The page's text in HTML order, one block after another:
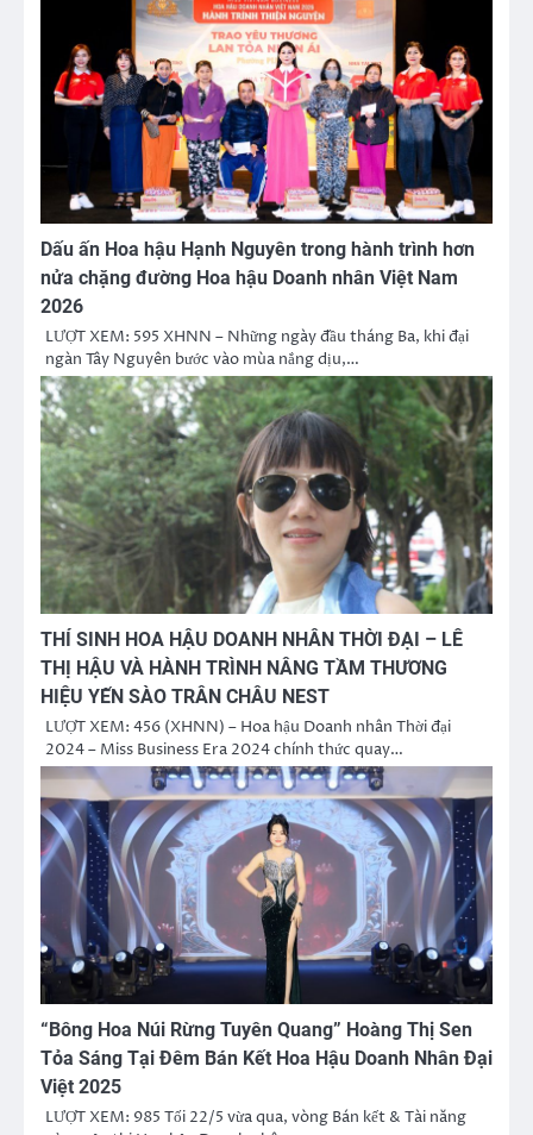
Dấu ấn Hoa hậu Hạnh Nguyên trong hành trình hơn
nửa chặng đường Hoa hậu Doanh nhân Việt Nam
2026
LƯỢT XEM: 595 XHNN – Những ngày đầu tháng Ba, khi đại
ngàn Tây Nguyên bước vào mùa nắng dịu,…
THÍ SINH HOA HẬU DOANH NHÂN THỜI ĐẠI – LÊ
THỊ HẬU VÀ HÀNH TRÌNH NÂNG TẦM THƯƠNG
HIỆU YẾN SÀO TRÂN CHÂU NEST
LƯỢT XEM: 456 (XHNN) – Hoa hậu Doanh nhân Thời đại
2024 – Miss Business Era 2024 chính thức quay…
“Bông Hoa Núi Rừng Tuyên Quang” Hoàng Thị Sen
Tỏa Sáng Tại Đêm Bán Kết Hoa Hậu Doanh Nhân Đại
Việt 2025
LƯỢT XEM: 985 Tối 22/5 vừa qua, vòng Bán kết & Tài năng